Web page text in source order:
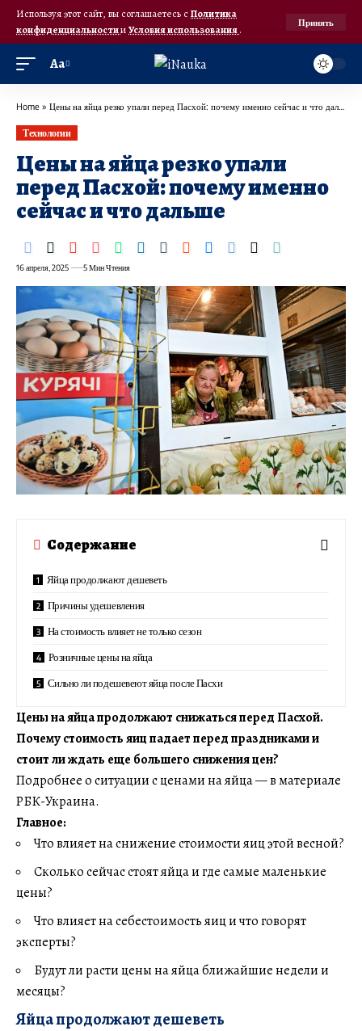
Используя этот сайт, вы соглашаетесь с Политика
конфиденциальностииУсловия использования.
Принять
Аа
Home » Цены на яйца резко упали перед Пасхой: почему именно сейчас и что дальше
Технологии
Цены на яйца резко упали
перед Пасхой: почему именно
сейчас и что дальше
16 апреля, 2025 5 Мин Чтения
Содержание
Яйца продолжают дешеветь
Причины удешевления
На стоимость влияет не только сезон
Розничные цены на яйца
Сильно ли подешевеют яйца после Пасхи
Цены на яйца продолжают снижаться перед Пасхой.
Почему стоимость яиц падает перед праздниками и
стоит ли ждать еще большего снижения цен?
Подробнее о ситуации с ценами на яйца — в материале
РБК-Украина.
Главное:
Что влияет на снижение стоимости яиц этой весной?
Сколько сейчас стоят яйца и где самые маленькие
цены?
Что влияет на себестоимость яиц и что говорят
эксперты?
Будут ли расти цены на яйца ближайшие недели и
месяцы?
Яйца продолжают дешеветь